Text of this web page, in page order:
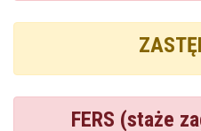
FERS (staże